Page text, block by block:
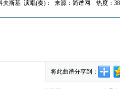
夫斯基 演唱(奏)： 来源：简谱网 热度：
将此曲谱分享到：